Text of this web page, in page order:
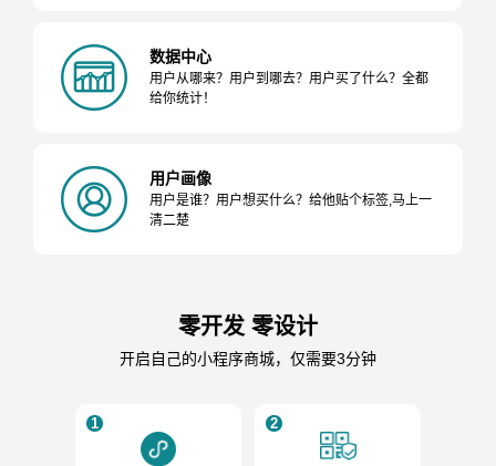
数据中心
用户从哪来？用户到哪去？用户买了什么？全都
给你统计！
用户画像
用户是谁？用户想买什么？给他贴个标签,马上一
清二楚
零开发 零设计
开启自己的小程序商城，仅需要3分钟
1 2